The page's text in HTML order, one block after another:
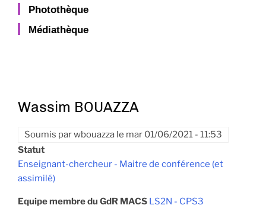
Photothèque
Médiathèque
Wassim BOUAZZA
Soumis parwbouazza le mar 01/06/2021 - 11:53
Statut
Enseignant-chercheur - Maitre de conférence (et
assimilé)
Equipe membre du GdR MACS LS2N - CPS3